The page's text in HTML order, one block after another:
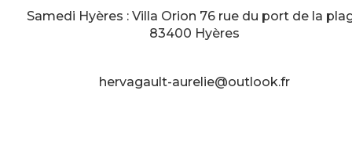
Samedi Hyères : Villa Orion 76 rue du port de la
83400 Hyères
hervagault-aurelie@outlook.fr